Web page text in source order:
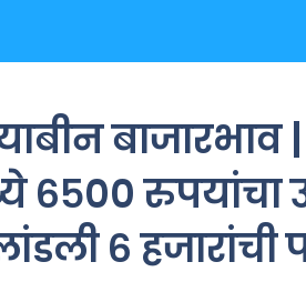
बाजारभाव |
६५०० रुपयांचा
६ हजारांची